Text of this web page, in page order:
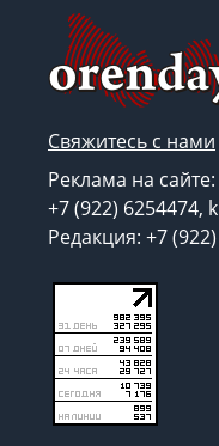
Свяжитесь с нами
Реклама на сайте:
+7 (922) 6254474,
Редакция: +7